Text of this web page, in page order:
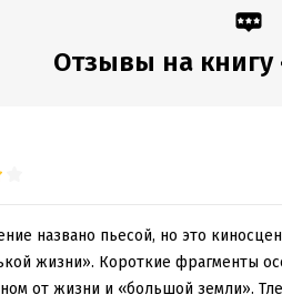
Отзывы на
названо пьесой, но это
жизни». Короткие фрагменты
от жизни и «большой земли».